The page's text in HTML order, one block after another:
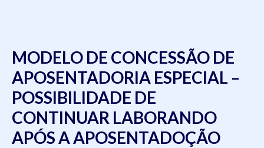
MODELO DE CONCESSÃO DE
APOSENTADORIA ESPECIAL –
POSSIBILIDADE DE
CONTINUAR LABORANDO
APÓS A APOSENTADOÇÃO